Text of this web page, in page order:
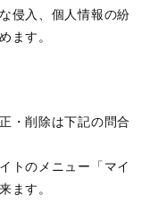
侵入、個人情報の紛
ます。
・削除は下記の問合
トのメニュー「マイ
ます。